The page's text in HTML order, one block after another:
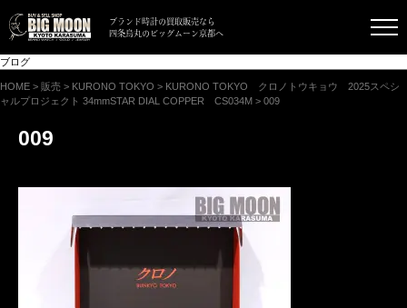
ブランド時計の買取販売なら
四条烏丸のビッグムーン京都へ
ブログ
HOME > 販売 > KURONO TOKYO > KURONO TOKYO クロノトウキョウ 2025スペシ
ャルプロジェクト 34mmSTAR DIAL COPPER CS034M > 009
009